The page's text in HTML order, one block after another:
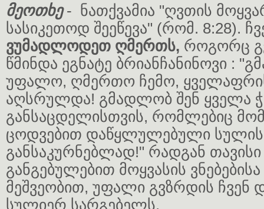
მეოთხე- ნათქვამია "ღვთის
სასიკეთოდ შეეწევა" (რომ. 8:28).
ვუმადლოდეთ ღმერთს, როგორც
წმინდა ეგნატე ბრიანჩანინოვი :
უფალო, ღმერთო ჩემო,
აღსრულდა! გმადლობ შენ ყველა
განსაცდელისთვის, რომლებიც
ცოდვებით დაწყლულებული
განსაკურნებლად!" რადგან
განგებულებით მოყვასის
მეშვეობით, უფალი გვზრდის ჩვენ
სულიერ სარგებელს.